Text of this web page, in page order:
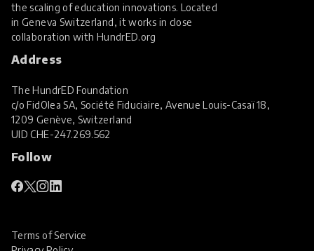
the scaling of education innovations. Located
in Geneva Switzerland, it works in close
collaboration with HundrED.org
Address
The HundrED Foundation
c/o FidOlea SA, Société Fiduciaire, Avenue Louis-Casaï 18,
1209 Genève, Switzerland
UIDCHE-247.269.562
Follow
Terms of Service